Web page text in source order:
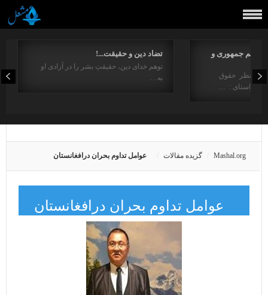
تضاد دین و حقیقت...!
توهم خدای دین، حقیقتِ بشر را در آزادی او
به…
جمهوری و
از منظر حقوق
در راستای : …
Mashal.org گزیده مقالات عوامل تداوم بحران درافغانستان
عوامل تداوم بحران درافغانستان